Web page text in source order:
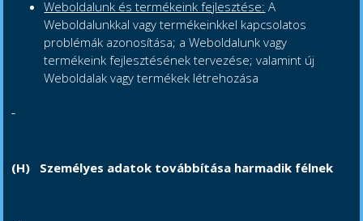
Weboldalunk és termékeink fejlesztése: A
Weboldalunkkal vagy termékeinkkel kapcsolatos
problémák azonosítása; a Weboldalunk vagy
termékeink fejlesztésének tervezése; valamint új
Weboldalak vagy termékek létrehozása
(H) Személyes adatok továbbítása harmadik félnek